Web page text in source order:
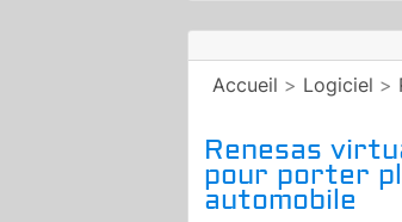
Accueil > Logiciel >
Renesas
pour porter
automobile